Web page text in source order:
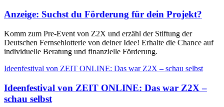
Anzeige: Suchst du Förderung für dein Projekt?
Komm zum Pre-Event von Z2X und erzähl der Stiftung der
Deutschen Fernsehlotterie von deiner Idee! Erhalte die Chance auf
individuelle Beratung und finanzielle Förderung.
Ideenfestival von ZEIT ONLINE: Das war Z2X – schau selbst
Ideenfestival von ZEIT ONLINE: Das war Z2X –
schau selbst